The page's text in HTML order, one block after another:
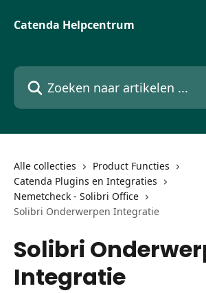
Catenda Helpcentrum
Zoeken naar artikelen ...
Alle collecties
Product Functies
Catenda Plugins en Integraties
Nemetcheck - Solibri Office
Solibri Onderwerpen Integratie
Solibri
Integratie